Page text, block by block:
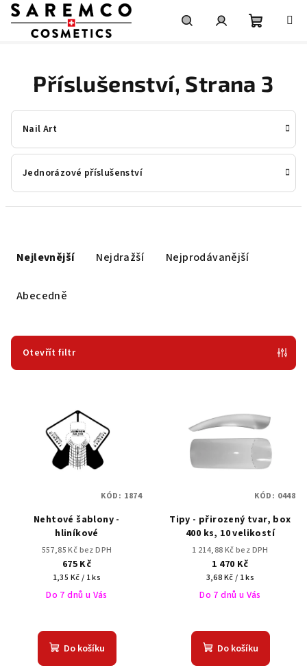
Přejít
košík
Příslušenství, Strana 3
Nail Art
Jednorázové příslušenství
r
Nejlevnější Nejdražší Nejprodávanější
Abecedně
Otevřít filtr
Nehtové šablony -
hliníkové
557,85 Kč bez DPH
675 Kč
Měrná
cena:
1,35 Kč / 1 ks
Do 7 dnů u Vás
Do košíku
KÓD: 1874
Tipy - přirozený tvar, box
400 ks, 10 velikostí
1 214,88 Kč bez DPH
1 470 Kč
Měrná
cena:
3,68 Kč / 1 ks
Do 7 dnů u Vás
Do košíku
KÓD: 0448